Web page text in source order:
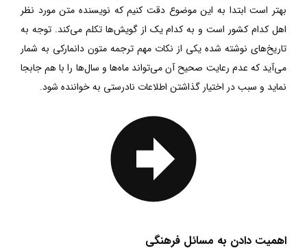
بهتر است ابتدا به این موضوع دقت کنیم که نویسنده متن مورد نظر
اهل کدام کشور است و به کدام یک از گویش‌ها تکلم می‌کند. توجه به
تاریخ‌های نوشته شده یکی از نکات مهم ترجمه متون دانمارکی به شمار
می‌آید که عدم رعایت صحیح آن می‌تواند ماه‌ها و سال‌ها را با هم جابجا
نماید و سبب در اختیار گذاشتن اطلاعات نادرستی به خواننده شود.
اهمیت دادن به مسائل فرهنگی